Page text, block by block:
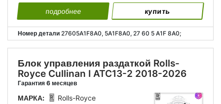
подробнее купить
Номер детали 27605A1F8A0, 5A1F8A0, 27 60 5 A1F 8A0;
Блок управления раздаткой Rolls-
Royce Cullinan I ATC13-2 2018-2026
Гарантия 6 месяцев
МАРКА:
Rolls-Royce